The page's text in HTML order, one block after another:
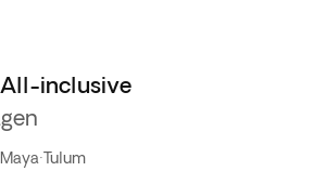
inclusive
·Tulum